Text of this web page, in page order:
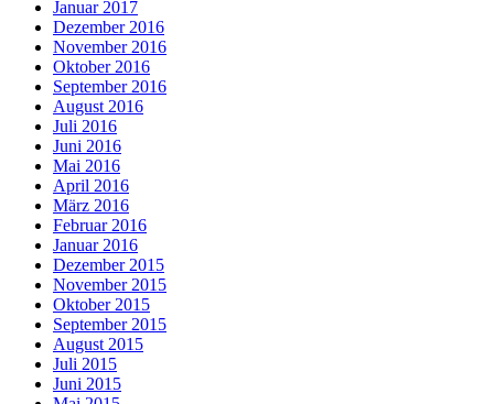
Januar 2017
Dezember 2016
November 2016
Oktober 2016
September 2016
August 2016
Juli 2016
Juni 2016
Mai 2016
April 2016
März 2016
Februar 2016
Januar 2016
Dezember 2015
November 2015
Oktober 2015
September 2015
August 2015
Juli 2015
Juni 2015